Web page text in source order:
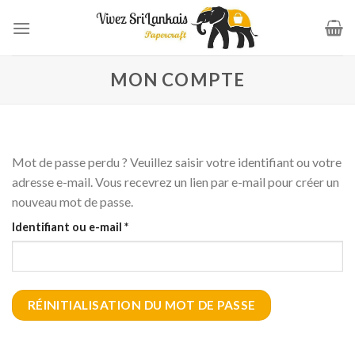
MON COMPTE
Mot de passe perdu ? Veuillez saisir votre identifiant ou votre
adresse e-mail. Vous recevrez un lien par e-mail pour créer un
nouveau mot de passe.
Identifiant ou e-mail *Obligatoire
RÉINITIALISATION DU MOT DE PASSE